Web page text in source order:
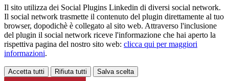
Il sito utilizza dei Social Plugins Linkedin di diversi social network.
Il social network trasmette il contenuto del plugin direttamente al tuo
browser, dopodichè è collegato al sito web. Attraverso l'inclusione
del plugin il social network riceve l'informazione che hai aperto la
rispettiva pagina del nostro sito web: clicca qui per maggiori
informazioni.
Accetta tutti Rifiuta tutti Salva scelta